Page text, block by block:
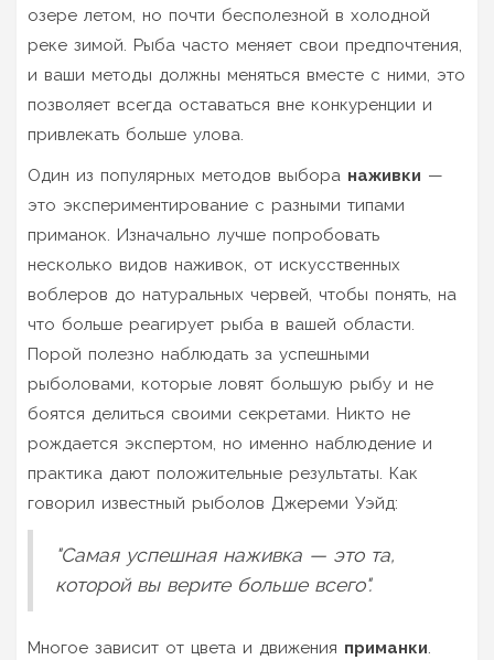
озере летом, но почти бесполезной в холодной
реке зимой. Рыба часто меняет свои предпочтения,
и ваши методы должны меняться вместе с ними, это
позволяет всегда оставаться вне конкуренции и
привлекать больше улова.
Один из популярных методов выбора наживки —
это экспериментирование с разными типами
приманок. Изначально лучше попробовать
несколько видов наживок, от искусственных
воблеров до натуральных червей, чтобы понять, на
что больше реагирует рыба в вашей области.
Порой полезно наблюдать за успешными
рыболовами, которые ловят большую рыбу и не
боятся делиться своими секретами. Никто не
рождается экспертом, но именно наблюдение и
практика дают положительные результаты. Как
говорил известный рыболов Джереми Уэйд:
"Самая успешная наживка — это та,
которой вы верите больше всего".
Многое зависит от цвета и движения приманки.